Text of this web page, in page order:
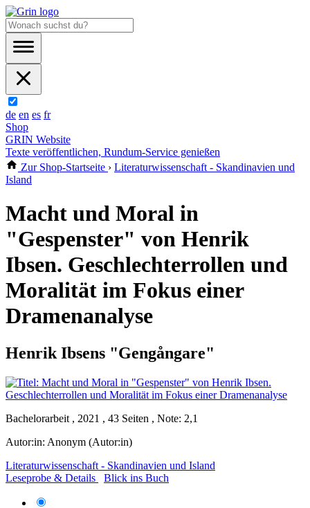
de en es fr
Shop
GRIN Website
Texte veröffentlichen, Rundum-Service genießen
Zur Shop-Startseite › Literaturwissenschaft - Skandinavien und
Island
Macht und Moral in
"Gespenster" von Henrik
Ibsen. Geschlechterrollen und
Moralität im Fokus einer
Dramenanalyse
Henrik Ibsens "Gengångare"
Bachelorarbeit , 2021 , 43 Seiten , Note: 2,1
Autor:in: Anonym (Autor:in)
Literaturwissenschaft - Skandinavien und Island
Leseprobe & Details
Blick ins Buch